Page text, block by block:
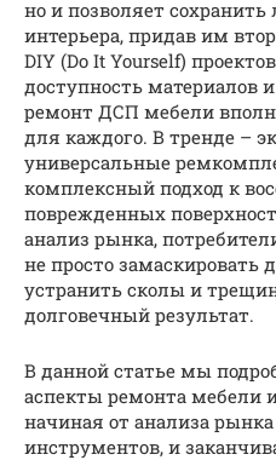
но и позволяет
интерьера, придав им
DIY (Do It Yourself)
доступность материалов
ремонт ДСП мебели
для каждого. В тренде –
универсальные
комплексный подход к
поврежденных
анализ рынка,
не просто замаскировать
устранить сколы и
долговечный результат.
В данной статье мы
аспекты ремонта мебели
начиная от анализа
инструментов, и